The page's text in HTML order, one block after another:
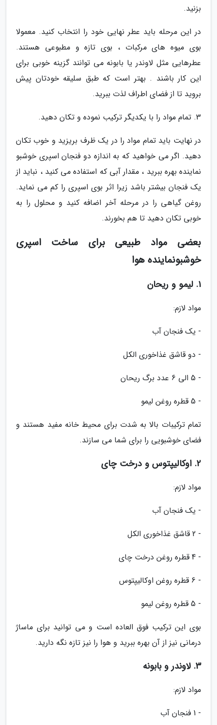
بزنید.
در این مرحله باید عطر نهایی خود را انتخاب کنید. معمولا
بوی میوه های مرکبات ، بوی تازه و مطبوعی هستند.
عطرهایی مثل لاوندر یا بابونه می توانند گزینه خوبی برای
این کار باشند . بهتر است که طبق سلیقه خودتان پیش
بروید تا از فضای اطراف لذت ببرید.
3. تمام مواد را با یکدیگر ترکیب نموده و تکان دهید.
در نهایت باید تمام مواد را در یک ظرف بریزید و خوب تکان
دهید. اگر می خواهید که به اندازه دو فنجان اسپری خوشبو
نماینده بهره ببرید ، مقدار آبی که استفاده می کنید ، نباید از
یک فنجان بیشتر باشد زیرا اثر بوی اسپری را کم می نماید.
روغن گیاهی را در مرحله آخر اضافه کنید و محلول را به
خوبی تکان دهید تا هم بخورند.
بعضی مواد طبیعی برای ساخت اسپری
خوشبونماینده هوا
1. لیمو و ریحان
مواد لازم:
- یک فنجان آب
- دو قاشق غذاخوری الکل
- 5 الی 6 عدد برگ ریحان
- 5 قطره روغن لیمو
تمام ترکیبات بالا به شدت برای محیط خانه مفید هستند و
فضای خوشبویی را برای شما می سازند.
2. اوکالیپتوس و درخت چای
مواد لازم:
- یک فنجان آب
- 2 قاشق غذاخوری الکل
- 4 قطره روغن درخت چای
- 6 قطره روغن اوکالیپتوس
- 5 قطره روغن لیمو
بوی این ترکیب فوق العاده است و می توانید برای ماساژ
درمانی نیز از آن بهره ببرید و هوا را نیز تازه نگه دارید.
3. لاوندر و بابونه
مواد لازم:
- 1 فنجان آب